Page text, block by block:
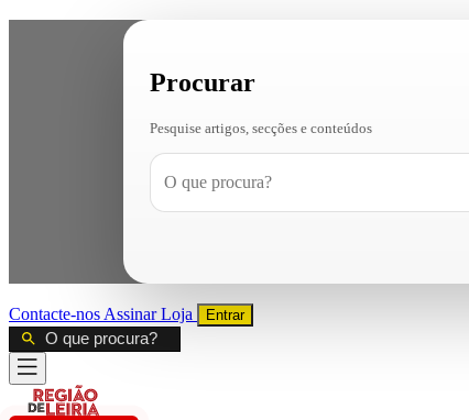
Procurar
Pesquise artigos, secções e conteúdos
Contacte-nos AssinarLoja Entrar